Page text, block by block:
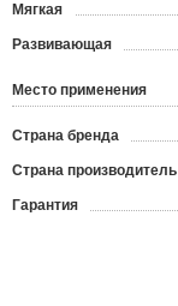
Мягкая
Развивающая
Место применения
Страна бренда
Страна производитель
Гарантия